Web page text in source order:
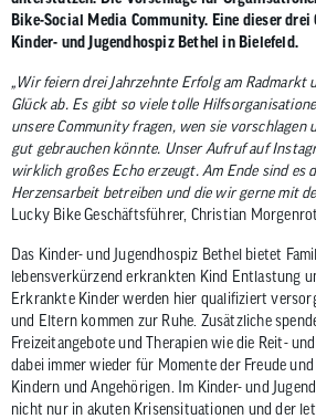
Bike-Social Media Community. Eine dieser
Kinder- und Jugendhospiz Bethel in Bielefeld.
„Wir feiern drei Jahrzehnte Erfolg am Radmarkt
Glück ab. Es gibt so viele tolle
unsere Community fragen, wen sie vorschlagen
gut gebrauchen könnte. Unser Aufruf auf
wirklich großes Echo erzeugt. Am Ende sind es
Herzensarbeit betreiben und die wir gerne mit
Lucky Bike Geschäftsführer, Christian
Das Kinder- und Jugendhospiz Bethel bietet
lebensverkürzend erkrankten Kind Entlastung
Erkrankte Kinder werden hier qualifiziert
und Eltern kommen zur Ruhe. Zusätzliche
Freizeitangebote und Therapien wie die Reit-
dabei immer wieder für Momente der Freude
Kindern und Angehörigen. Im Kinder- und
nicht nur in akuten Krisensituationen und der